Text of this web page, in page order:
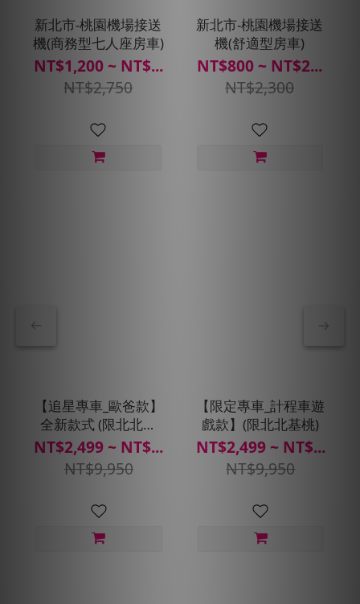
新北市-桃園機場接送
機(商務型七人座房車)
NT$1,200 ~ NT$...
NT$2,750
新北市-桃園機場接送
機(舒適型房車)
NT$800 ~ NT$2...
NT$2,300
【追星專車_歐爸款】
全新款式 (限北北基
桃)
NT$2,499 ~ NT$...
NT$9,950
【限定專車_計程車遊
戲款】(限北北基桃)
NT$2,499 ~ NT$...
NT$9,950